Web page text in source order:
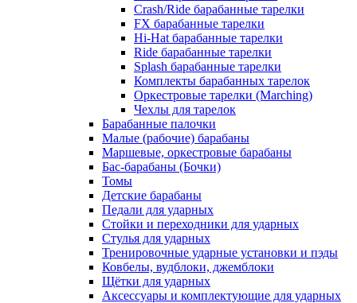
Crash/Ride барабанные тарелки
FX барабанные тарелки
Hi-Hat барабанные тарелки
Ride барабанные тарелки
Splash барабанные тарелки
Комплекты барабанных тарелок
Оркестровые тарелки (Marching)
Чехлы для тарелок
Барабанные палочки
Малые (рабочие) барабаны
Маршевые, оркестровые барабаны
Бас-барабаны (Бочки)
Томы
Детские барабаны
Педали для ударных
Стойки и переходники для ударных
Стулья для ударных
Тренировочные ударные установки и пэды
Ковбелы, вудблоки, джемблоки
Щётки для ударных
Аксесcуары и комплектующие для ударных